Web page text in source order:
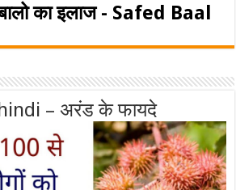
का इलाज - Safed Baal
– अरंड के फायदे